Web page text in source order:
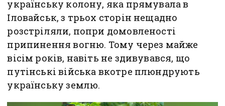
українську колону, яка прямувала в
Іловайськ, з трьох сторін нещадно
розстріляли, попри домовленості
припинення вогню. Тому через майже
вісім років, навіть не здивувався, що
путінські війська вкотре плюндрують
українську землю.